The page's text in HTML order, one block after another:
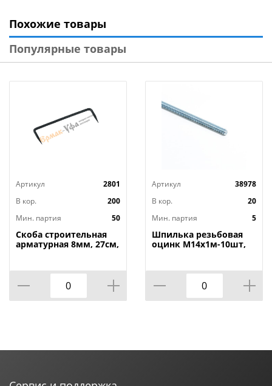
Похожие товары
Популярные товары
Артикул
2801
В кор.
200
Мин. партия
50
Скоба строительная
арматурная 8мм, 27см,
Артикул
38978
В кор.
20
Мин. партия
5
Шпилька резьбовая
оцинк М14х1м-10шт,